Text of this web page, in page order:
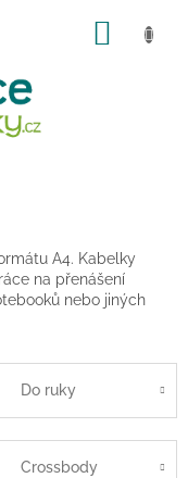
A4. Kabelky
na přenášení
nebo jiných
Do ruky
Crossbody